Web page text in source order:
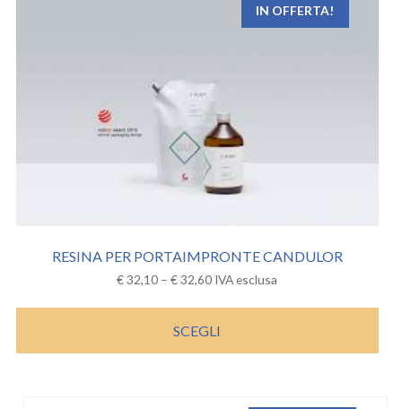
IN OFFERTA!
RESINA PER PORTAIMPRONTE CANDULOR
€32,10 –€32,60 IVA esclusa
SCEGLI